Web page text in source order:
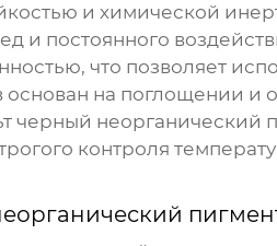
и химической
и постоянного
что позволяет
на поглощении и
черный неорганический
контроля